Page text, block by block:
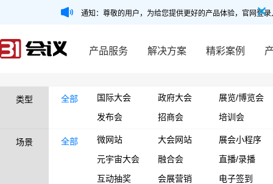
通知：尊敬的用户，为给您提供更好的产品体验，官网登
产品服务 解决方案 精彩案例
类型 全部 国际大会 政府大会
展览/博览会
发布会
招商会 培训会
场景 全部 微网站 大会网站
展会小程序
元宇宙大会
融合会
直播/录播
互动抽奖
会展营销
电子签到